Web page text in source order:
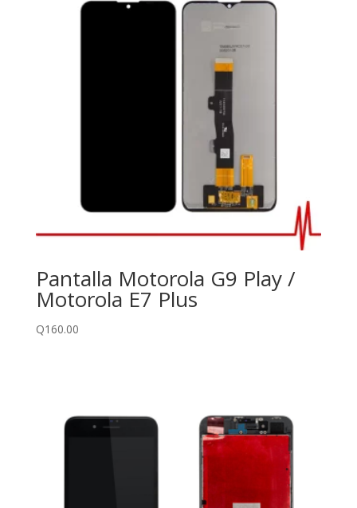
Pantalla Motorola G9 Play /
Motorola E7 Plus
Q160.00